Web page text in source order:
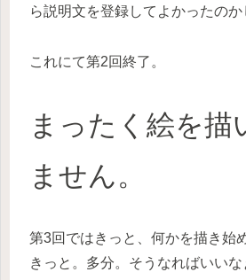
ら説明文を登録してよかったのか
これにて第2回終了。
まったく絵を描
ません。
第3回ではきっと、何かを描き始
きっと。多分。そうなればいいな